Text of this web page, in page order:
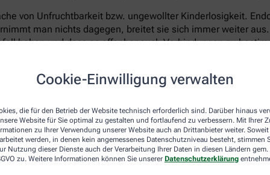
Cookie-Einwilligung verwalten
die für den Betrieb der Website technisch erforderlich sind. Darüber hinaus
Website für Sie optimal zu gestalten und fortlaufend zu verbessern. Mit Ihrer
zu Ihrer Verwendung unserer Website auch an Drittanbieter weiter. Soweit
werden, in denen kein angemessenes Datenschutzniveau besteht, stimmen
Nutzung dieser Dienste auch der Verarbeitung Ihrer Daten in diesen Ländern
zu. Weitere Informationen können Sie unserer Datenschutzerklärung
von Unfruchtbarkeit bzw. ungewollter Kinderlosigkeit.
man nichts dagegen, breitet sie sich immer weiter
haben und dass es offenbar auch Verbindungen zu
nicht eindeutig geklärt. Ein fehlerhaft arbeitendes
erbliche Faktoren. Heilbar ist die Erkrankung bis heute
das Wachstum von neuen Wucherungen verhindern. Eine
mit Kinderwunsch kommt sie meist nicht infrage. Operativ
oder entfernt werden.
Kinderwunsch mehr hat, kann als radikale Option auch
die Symptome zwar dauerhaft verschwinden, versetzt